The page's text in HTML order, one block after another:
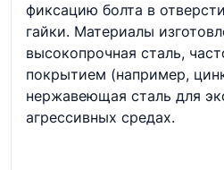
фиксацию болта в
гайки. Материалы
высокопрочная сталь,
покрытием (например,
нержавеющая сталь для
агрессивных средах.